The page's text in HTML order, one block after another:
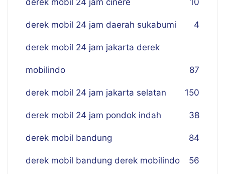
derek mobil 24 jam cinere 10
derek mobil 24 jam daerah sukabumi 4
derek mobil 24 jam jakarta derek
mobilindo 87
derek mobil 24 jam jakarta selatan 150
derek mobil 24 jam pondok indah 38
derek mobil bandung 84
derek mobil bandung derek mobilindo 56